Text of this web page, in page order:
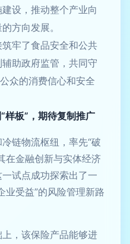
设，推动整个产业向
方向发展。
筑牢了食品安全和公共
助政府监管，共同守
众的消费信心和安全
样板”，期待复制推广
链物流枢纽，率先“破
在金融创新与实体经济
试点成功探索出了一
业受益”的风险管理新路
，该保险产品能够进